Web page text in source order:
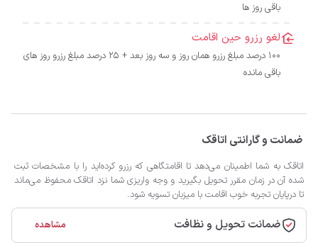
باقی روز ها
لغو رزرو حین اقامت
100 درصد مبلغ رزرو همان روز و سه روز بعد + 25 درصد مبلغ رزرو روز های
باقی مانده
ضمانت و گارانتی اتاقک
اتاقک به شما اطمینان می‌دهد تا اقامتگاهی که رزرو کرده‌اید را با مشخصات ثبت
شده آن در زمان مقرر تحویل بگیرید و وجه واریزی شما نزد اتاقک محفوظ می‌ماند
تا درپایان تجربه خوب اقامت با میزبان تسویه شود.
ضمانت تحویل و نظافت مشاهده